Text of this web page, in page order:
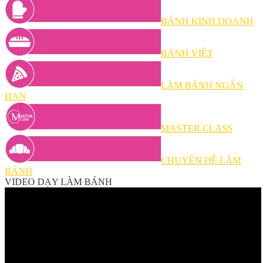
BÁNH KINH DOANH
BÁNH VIỆT
LÀM BÁNH NGẮN
HẠN
MASTER CLASS
CHUYÊN ĐỀ LÀM
BÁNH
VIDEO DẠY LÀM BÁNH